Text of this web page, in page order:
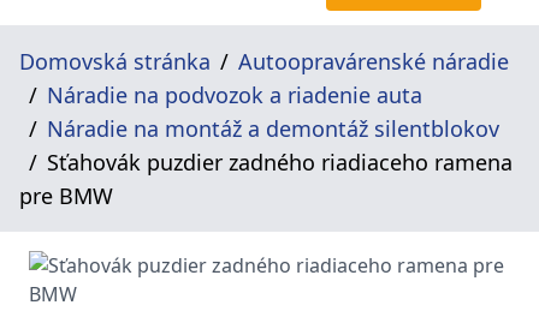
Domovská stránka
Autoopravárenské náradie
Náradie na podvozok a riadenie auta
Náradie na montáž a demontáž silentblokov
Sťahovák puzdier zadného riadiaceho ramena
pre BMW